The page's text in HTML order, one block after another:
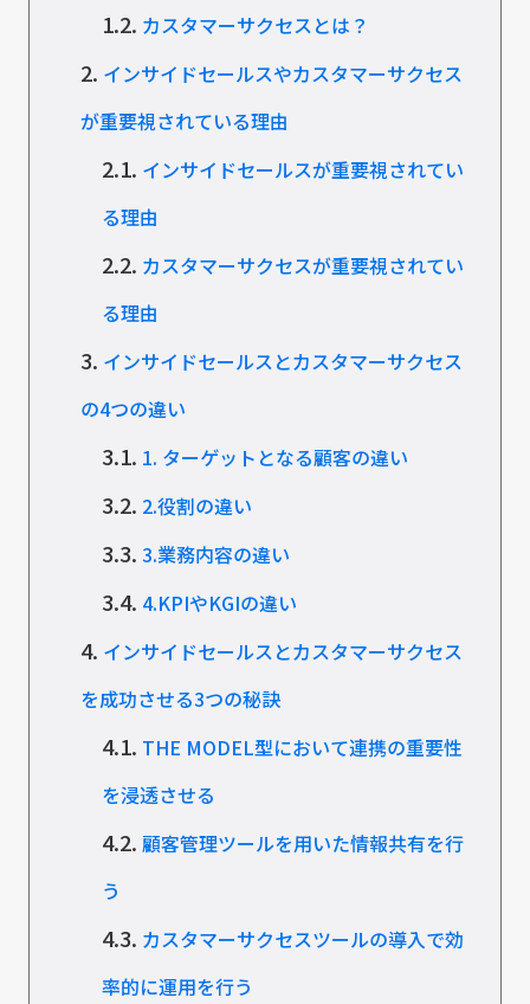
1.2. カスタマーサクセスとは？
2. インサイドセールスやカスタマーサクセス
が重要視されている理由
2.1. インサイドセールスが重要視されてい
る理由
2.2. カスタマーサクセスが重要視されてい
る理由
3. インサイドセールスとカスタマーサクセス
の4つの違い
3.1. 1. ターゲットとなる顧客の違い
3.2. 2.役割の違い
3.3. 3.業務内容の違い
3.4. 4.KPIやKGIの違い
4. インサイドセールスとカスタマーサクセス
を成功させる3つの秘訣
4.1. THE MODEL型において連携の重要性
を浸透させる
4.2. 顧客管理ツールを用いた情報共有を行
う
4.3. カスタマーサクセスツールの導入で効
率的に運用を行う